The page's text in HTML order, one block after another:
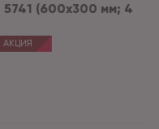
(600x300 мм; 4
АКЦИЯ